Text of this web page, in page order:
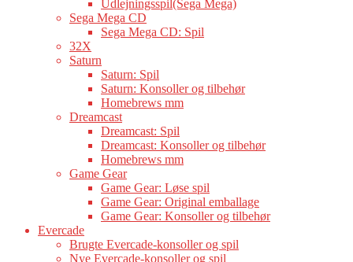
Udlejningsspil(Sega Mega)
Sega Mega CD
Sega Mega CD: Spil
32X
Saturn
Saturn: Spil
Saturn: Konsoller og tilbehør
Homebrews mm
Dreamcast
Dreamcast: Spil
Dreamcast: Konsoller og tilbehør
Homebrews mm
Game Gear
Game Gear: Løse spil
Game Gear: Original emballage
Game Gear: Konsoller og tilbehør
Evercade
Brugte Evercade-konsoller og spil
Nye Evercade-konsoller og spil